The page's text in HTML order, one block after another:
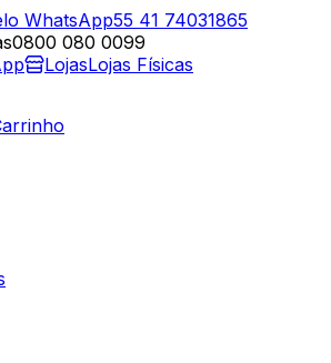
WhatsApp55 41 74031865
0800 080 0099
LojasLojas Físicas